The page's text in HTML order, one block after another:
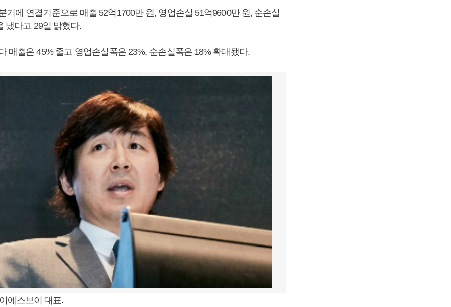
기에 연결기준으로 매출 52억1700만 원, 영업손실 51억9600만 원, 순손실
냈다고 29일 밝혔다.
매출은 45% 줄고 영업손실폭은 23%, 순손실폭은 18% 확대됐다.
에스브이 대표.